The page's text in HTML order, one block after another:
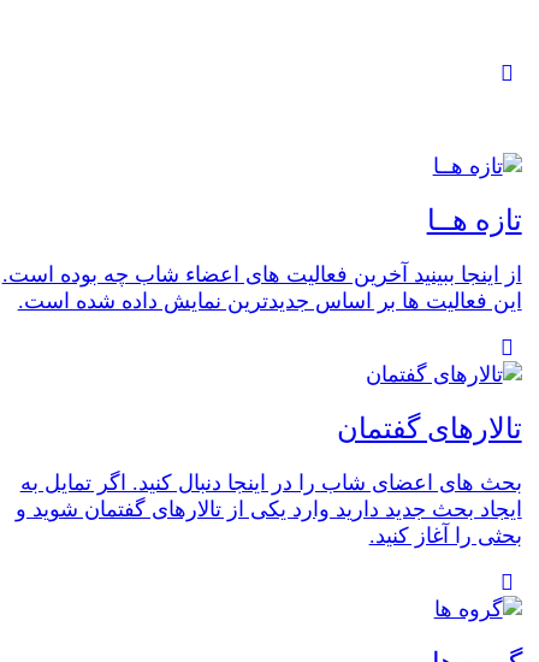
تازه هــا
از اینجا ببینید آخرین فعالیت های اعضاء شاب چه بوده است.
این فعالیت ها بر اساس جدیدترین نمایش داده شده است.
تالارهای گفتمان
بحث های اعضای شاب را در اینجا دنبال کنید. اگر تمایل به
ایجاد بحث جدید دارید وارد یکی از تالارهای گفتمان شوید و
بحثی را آغاز کنید.